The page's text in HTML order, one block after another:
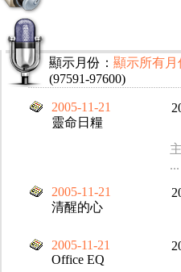
顯示月份： 顯示所有月
(97591-97600)
2005-11-21
靈命日糧
...
2005-11-21
清醒的心
2005-11-21
Office EQ